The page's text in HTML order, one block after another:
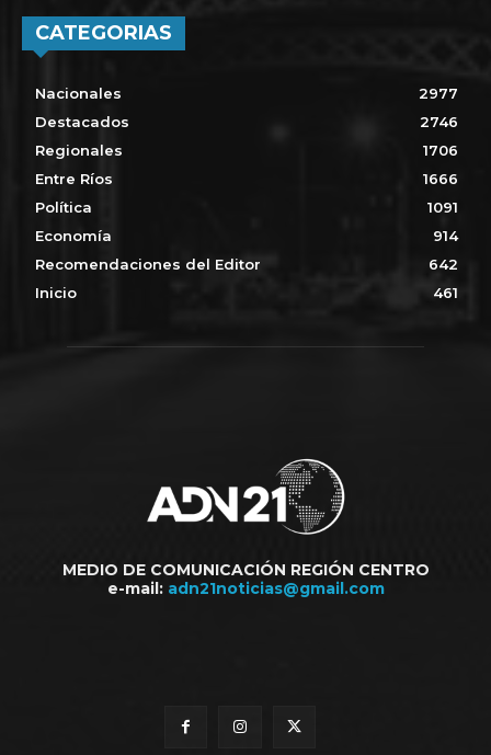
CATEGORIAS
Nacionales
2977
Destacados
2746
Regionales
1706
Entre Ríos
1666
Política
1091
Economía
914
Recomendaciones del Editor
642
Inicio
461
MEDIO DE COMUNICACIÓN REGIÓN CENTRO
e-mail: adn21noticias@gmail.com